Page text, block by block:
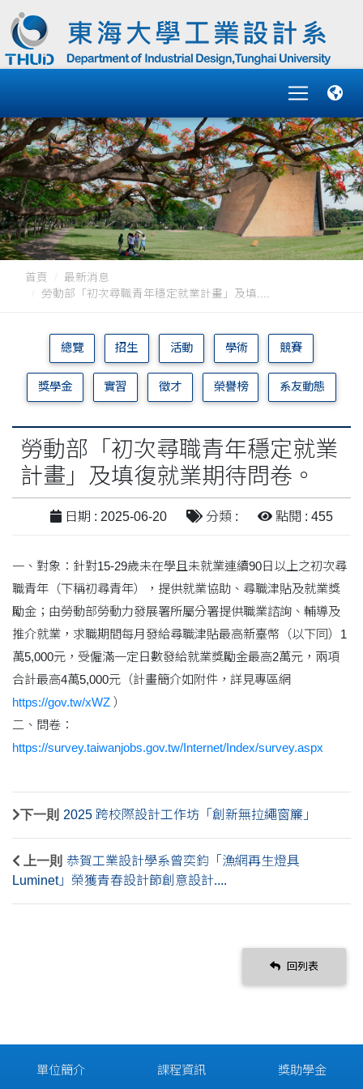
首頁
最新消息
勞動部「初次尋職青年穩定就業計畫」及填....
總覽 招生 活動 學術 競賽
獎學金 實習 徵才 榮譽榜 系友動態
勞動部「初次尋職青年穩定就業
計畫」及填復就業期待問卷。
日期 : 2025-06-20 分類 : 點閱 : 455
一、對象：針對15-29歲未在學且未就業連續90日以上之初次尋
職青年（下稱初尋青年），提供就業協助、尋職津貼及就業獎
勵金；由勞動部勞動力發展署所屬分署提供職業諮詢、輔導及
推介就業，求職期間每月發給尋職津貼最高新臺幣（以下同）1
萬5,000元，受僱滿一定日數發給就業獎勵金最高2萬元，兩項
合計最高4萬5,000元（計畫簡介如附件，詳見專區網
https://gov.tw/xWZ ）
二、問卷：
https://survey.taiwanjobs.gov.tw/Internet/Index/survey.aspx
下一則 2025 跨校際設計工作坊「創新無拉繩窗簾」
上一則 恭賀工業設計學系曾奕鈞「漁網再生燈具
Luminet」榮獲青春設計節創意設計....
回列表
單位簡介 課程資訊 獎助學金